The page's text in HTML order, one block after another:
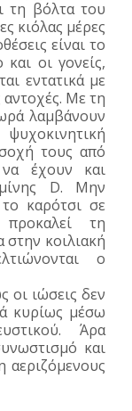
τη βόλτα του
κιόλας μέρες
είναι το
οι γονείς,
εντατικά με
αντοχές. Με τη
λαμβάνουν
τους από
έχουν και
D. Μην
καρότσι σε
προκαλεί τη
κοιλιακή
ο
οι ιώσεις δεν
κυρίως μέσω
Άρα
και
αεριζόμενους